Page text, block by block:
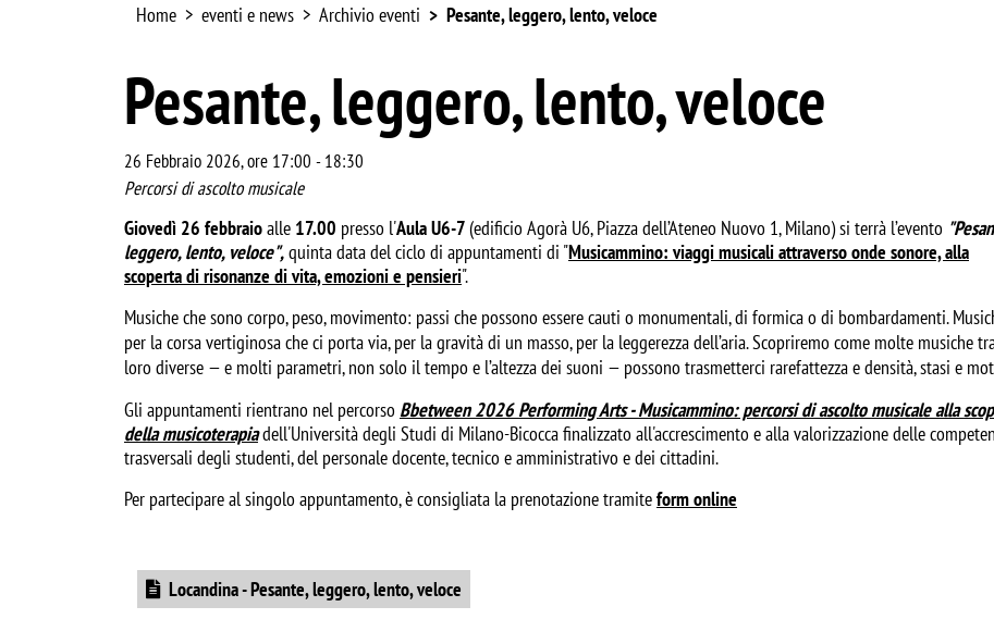
Home eventi e news Archivio eventi Pesante, leggero, lento, veloce
Pesante, leggero, lento, veloce
26 Febbraio 2026, ore 17:00 -18:30
Percorsi di ascolto musicale
Giovedì 26 febbraioalle 17.00 presso l'Aula U6-7(edificio Agorà U6, Piazza dell’Ateneo Nuovo 1, Milano) si terrà l’evento
leggero, lento, veloce",quinta data del ciclo di appuntamenti di "Musicammino: viaggi musicali attraverso onde sonore, alla
scoperta di risonanze di vita, emozioni e pensieri".
Musiche che sono corpo, peso, movimento: passi che possono essere cauti o monumentali, di formica o di bombardamenti.
per la corsa vertiginosa che ci porta via, per la gravità di un masso, per la leggerezza dell’aria. Scopriremo come molte musiche
loro diverse — e molti parametri, non solo il tempo e l’altezza dei suoni — possono trasmetterci rarefattezza e densità, stasi e
Gli appuntamenti rientrano nel percorso Bbetween 2026 Performing Arts - Musicammino: percorsi di ascolto musicale alla
della musicoterapiadell'Università degli Studi di Milano-Bicocca finalizzato all'accrescimento e alla valorizzazione delle
trasversali degli studenti, del personale docente, tecnico e amministrativo e dei cittadini.
Per partecipare al singolo appuntamento, è consigliata la prenotazione tramiteform online
DocumentLocandina - Pesante, leggero, lento, veloce